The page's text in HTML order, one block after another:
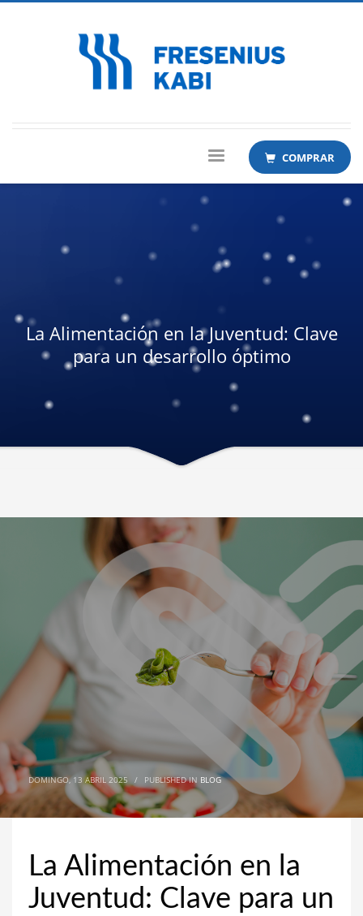
COMPRAR
La Alimentación en la Juventud: Clave
para un desarrollo óptimo
DOMINGO, 13 ABRIL 2025 / PUBLISHED IN BLOG
La Alimentación en la
Juventud: Clave para un